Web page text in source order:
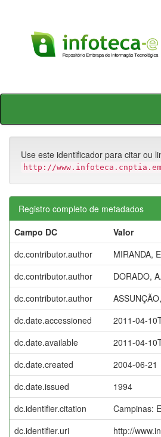
Skip
Use este identificador para citar ou
http://
Registro completo de metadados
Campo DC
Valor
dc.contributor.author
MIRANDA,
dc.contributor.author
DORADO,
dc.contributor.author
dc.date.accessioned
2011-04-
dc.date.available
2011-04-
dc.date.created
2004-06-21
dc.date.issued
1994
dc.identifier.citation
Campinas:
dc.identifier.uri
http://